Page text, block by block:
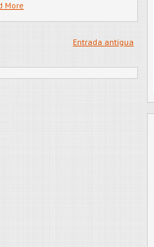
More
Entrada antigua